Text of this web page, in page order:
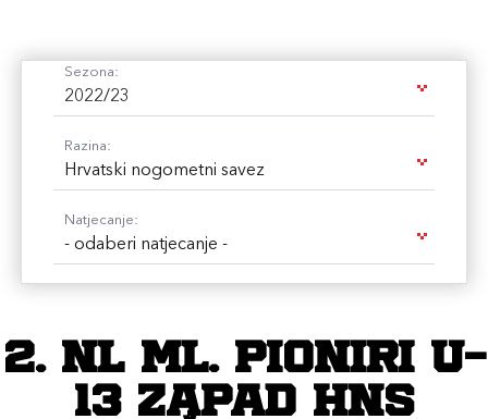
Sezona:
2022/23
Razina:
Hrvatski nogometni savez
Natjecanje:
- odaberi natjecanje -
2. NL ML. PIONIRI U-
13 ZAPAD HNS